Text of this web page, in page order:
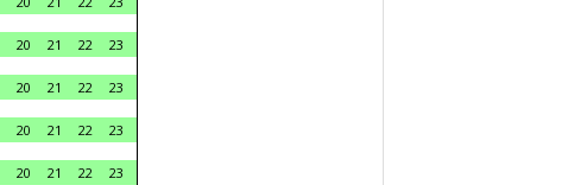
20 21 22
23
20 21 22
23
20 21 22
23
20 21 22
23